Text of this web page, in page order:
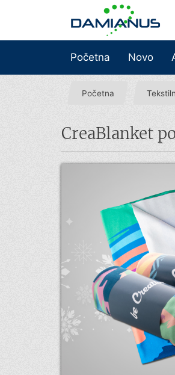
Početna Novo
Početna
CreaBlanket